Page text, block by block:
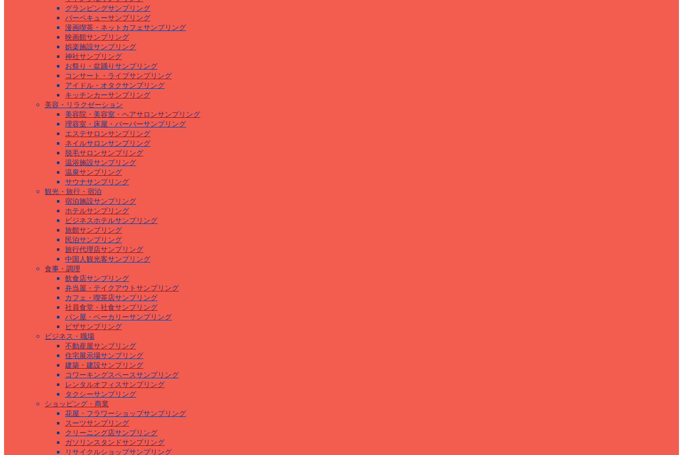
グランピングサンプリング
バーベキューサンプリング
漫画喫茶・ネットカフェサンプリング
映画館サンプリング
娯楽施設サンプリング
神社サンプリング
お祭り・盆踊りサンプリング
コンサート・ライブサンプリング
アイドル・オタクサンプリング
キッチンカーサンプリング
美容・リラクゼーション
美容院・美容室・ヘアサロンサンプリング
理容室・床屋・バーバーサンプリング
エステサロンサンプリング
ネイルサロンサンプリング
脱毛サロンサンプリング
温浴施設サンプリング
温泉サンプリング
サウナサンプリング
観光・旅行・宿泊
宿泊施設サンプリング
ホテルサンプリング
ビジネスホテルサンプリング
旅館サンプリング
民泊サンプリング
旅行代理店サンプリング
中国人観光客サンプリング
食事・調理
飲食店サンプリング
弁当屋・テイクアウトサンプリング
カフェ・喫茶店サンプリング
社員食堂・社食サンプリング
パン屋・ベーカリーサンプリング
ピザサンプリング
ビジネス・職場
不動産屋サンプリング
住宅展示場サンプリング
建築・建設サンプリング
コワーキングスペースサンプリング
レンタルオフィスサンプリング
タクシーサンプリング
ショッピング・商業
花屋・フラワーショップサンプリング
スーツサンプリング
クリーニング店サンプリング
ガソリンスタンドサンプリング
リサイクルショップサンプリング